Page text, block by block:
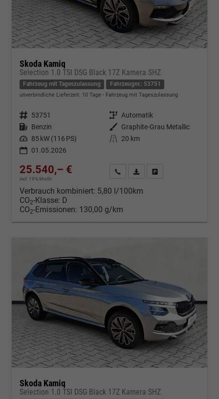
Skoda Kamiq
Selection 1.0 TSI DSG Black 17Z Kamera SHZ
Fahrzeug mit Tageszulassung Fahrzeugnr.: 53751
unverbindliche Lieferzeit: 10 Tage Fahrzeug mit Tageszulassung
Fahrzeugnr. 53751 Getriebe Automatik
Kraftstoff Benzin Außenfarbe
Graphite-Grau Metallic
Leistung 85 kW (116 PS) Kilometerstand
20 km
01.05.2026
25.540,– €
incl. 19% MwSt.
Kontakt & Angebot anfordern
PDF-Datei, Fahrzeugexposé
Verbrauch kombiniert: 5,80 l/100km
CO2-Klasse: D
CO2-Emissionen: 130,00 g/km
Skoda Kamiq
Selection 1.0 TSI DSG Black 17Z Kamera SHZ